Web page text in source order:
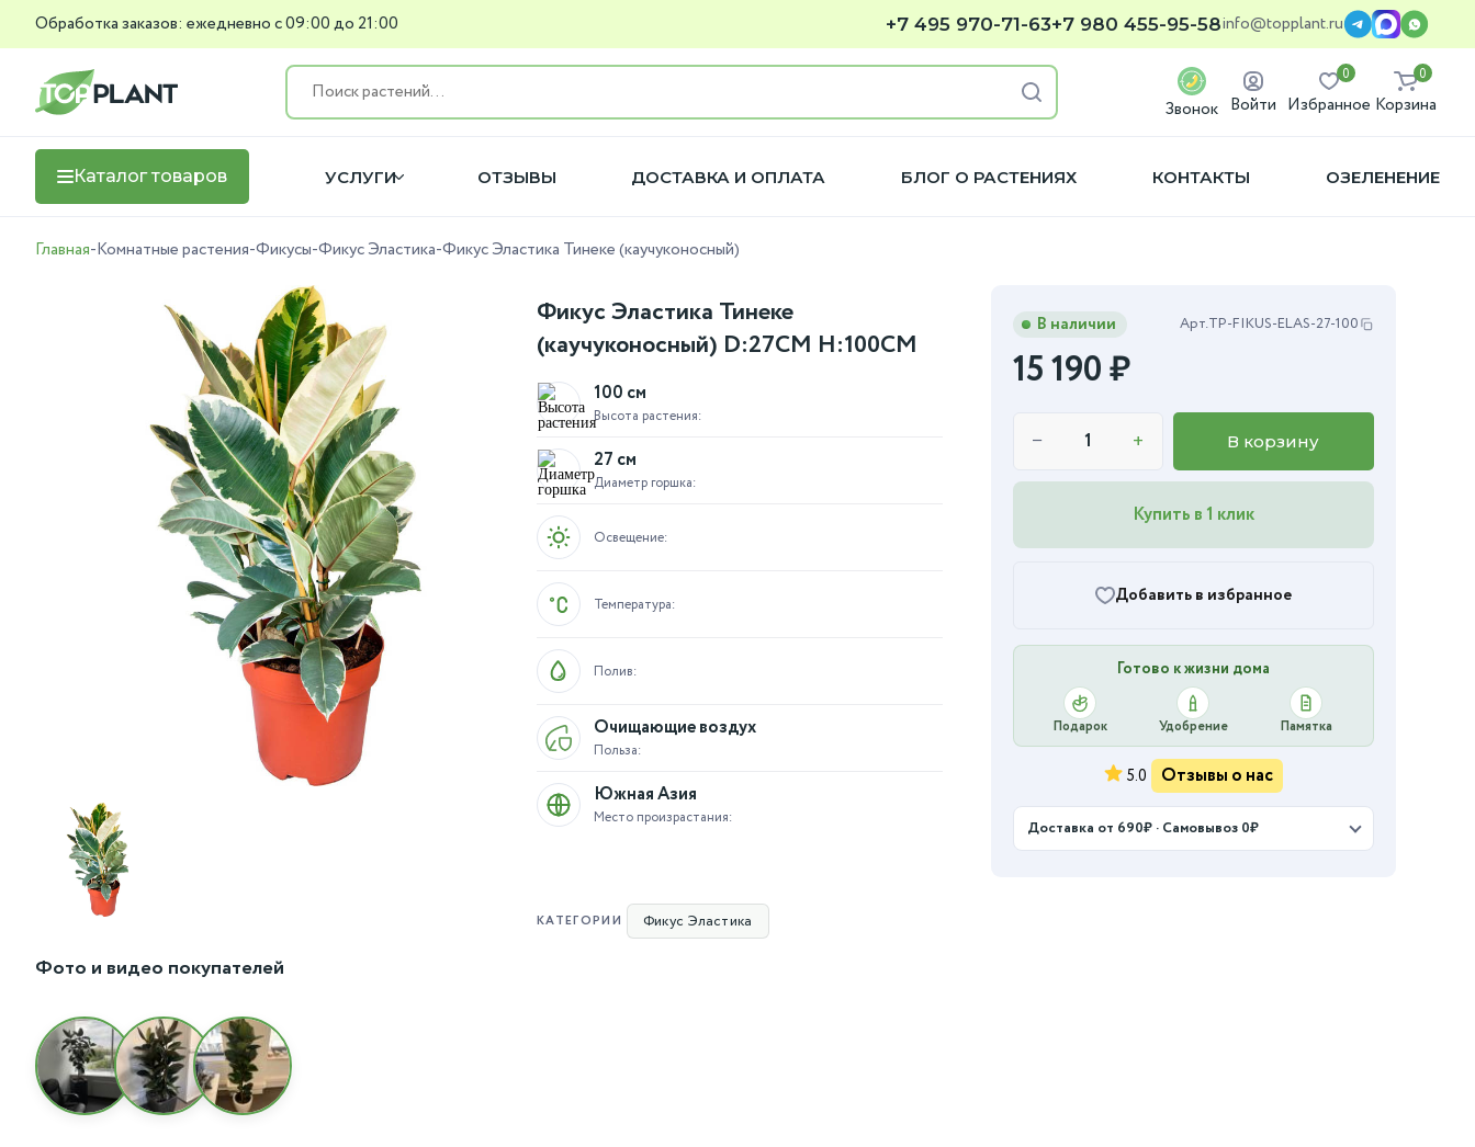
Обработка заказов: ежедневно с 09:00 до 21:00 +7 495 970-71-63+7 980 455-95-58info@topplant.ru
Звонок Войти
0
Избранное
0
Корзина
Каталог товаров УСЛУГИ ОТЗЫВЫ ДОСТАВКА И ОПЛАТА БЛОГ О РАСТЕНИЯХ КОНТАКТЫ ОЗЕЛЕНЕНИЕ
Главная-Комнатные растения-Фикусы-Фикус Эластика-Фикус Эластика Тинеке (каучуконосный)
Фото и видео покупателей
Фикус Эластика Тинеке
(каучуконосный) D:27СМ H:100СМ
Высота растения:
100 см
Диаметр горшка:
27 см
Освещение:
Температура:
Полив:
Польза:
Очищающие воздух
Место произрастания:
Южная Азия
В наличии Арт.TP-FIKUS-ELAS-27-100
15 190₽
− + В корзину
Купить в 1 клик
Добавить в избранное
Готово к жизни дома
Подарок Удобрение Памятка
5.0 Отзывы о нас
Доставка от 690₽ · Самовывоз 0₽
КАТЕГОРИИ Фикус Эластика